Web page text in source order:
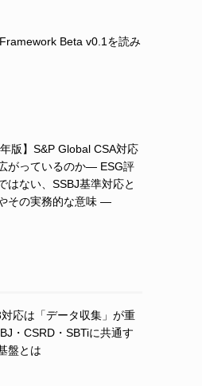
Beta v0.1を読み
年版】S&P Global CSA対応
がっているのか― ESG評
はない、SSBJ基準対応と
その実務的な意味 ―
応は「データ収集」が重
・CSRD・SBTiに共通す
盤とは